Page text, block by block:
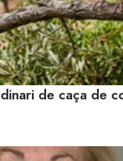
de caça de